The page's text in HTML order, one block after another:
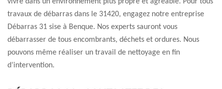
travaux de débarras dans le 31420, engagez notre entreprise
Débarras 31 sise à Benque. Nos experts sauront vous
débarrasser de tous encombrants, déchets et ordures. Nous
pouvons même réaliser un travail de nettoyage en fin
d’intervention.